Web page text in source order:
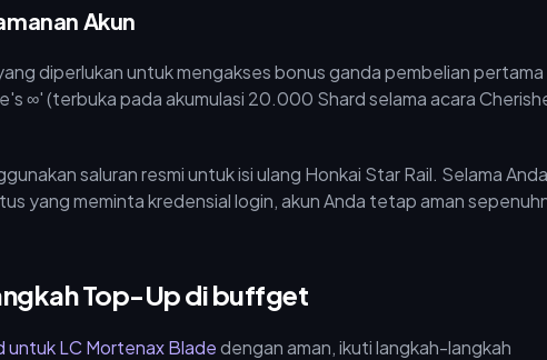
Akun
diperlukan untuk mengakses bonus ganda pembelian pertama
∞' (terbuka pada akumulasi 20.000 Shard selama acara
saluran resmi untuk isi ulang Honkai Star Rail. Selama Anda
yang meminta kredensial login, akun Anda tetap aman
Top-Up di buffget
untuk LC Mortenax Bladedengan aman, ikuti langkah-langkah